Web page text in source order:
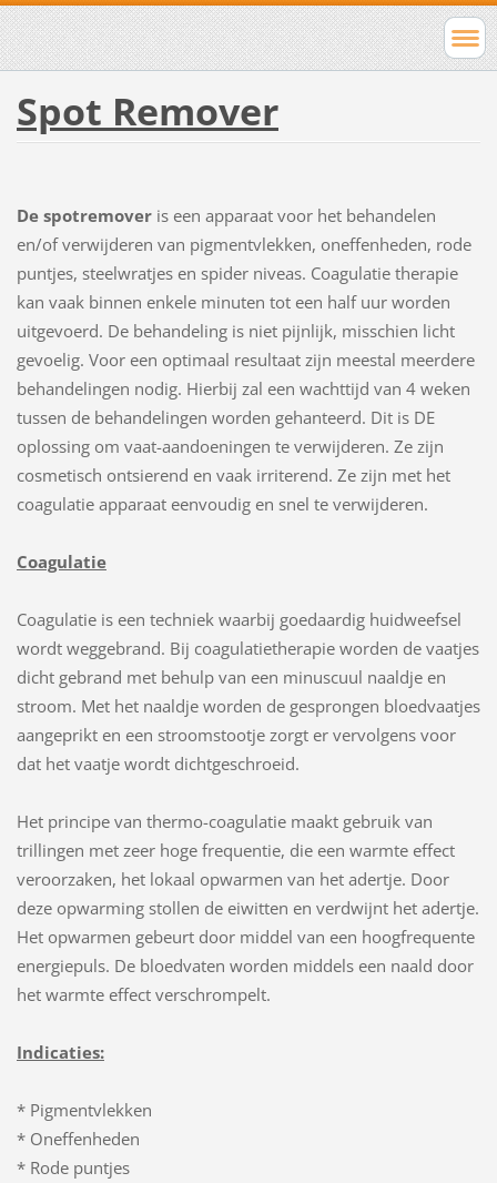
Spot Remover
De spotremoveris een apparaat voor het behandelen
en/of verwijderen van pigmentvlekken, oneffenheden, rode
puntjes, steelwratjes en spider niveas. Coagulatie therapie
kan vaak binnen enkele minuten tot een half uur worden
uitgevoerd. De behandeling is niet pijnlijk, misschien licht
gevoelig. Voor een optimaal resultaat zijn meestal meerdere
behandelingen nodig. Hierbij zal een wachttijd van 4 weken
tussen de behandelingen worden gehanteerd. Dit is DE
oplossing om vaat-aandoeningen te verwijderen. Ze zijn
cosmetisch ontsierend en vaak irriterend. Ze zijn met het
coagulatie apparaat eenvoudig en snel te verwijderen.
Coagulatie
Coagulatie is een techniek waarbij goedaardig huidweefsel
wordt weggebrand. Bij coagulatietherapie worden de vaatjes
dicht gebrand met behulp van een minuscuul naaldje en
stroom. Met het naaldje worden de gesprongen bloedvaatjes
aangeprikt en een stroomstootje zorgt er vervolgens voor
dat het vaatje wordt dichtgeschroeid.
Het principe van thermo-coagulatie maakt gebruik van
trillingen met zeer hoge frequentie, die een warmte effect
veroorzaken, het lokaal opwarmen van het adertje. Door
deze opwarming stollen de eiwitten en verdwijnt het adertje.
Het opwarmen gebeurt door middel van een hoogfrequente
energiepuls. De bloedvaten worden middels een naald door
het warmte effect verschrompelt.
Indicaties:
* Pigmentvlekken
* Oneffenheden
* Rode puntjes